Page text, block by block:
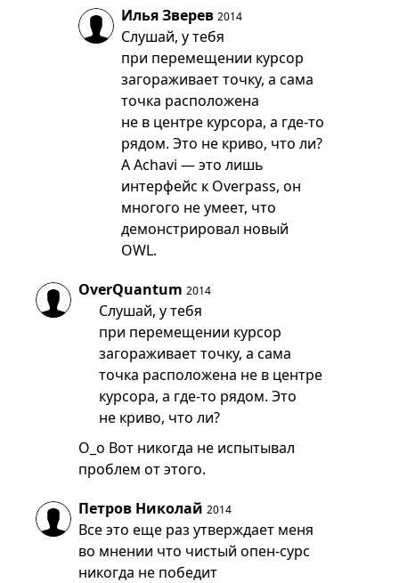
Илья Зверев 2014
Слушай, у тебя
при перемещении курсор
загораживает точку, а сама
точка расположена
не в центре курсора, а где-то
рядом. Это не криво, что ли?
А Achavi — это лишь
интерфейс к Overpass, он
многого не умеет, что
демонстрировал новый
OWL.
OverQuantum 2014
Слушай, у тебя
при перемещении курсор
загораживает точку, а сама
точка расположена не в центре
курсора, а где-то рядом. Это
не криво, что ли?
О_о Вот никогда не испытывал
проблем от этого.
Петров Николай 2014
Все это еще раз утверждает меня
во мнении что чистый опен-сурс
никогда не победит